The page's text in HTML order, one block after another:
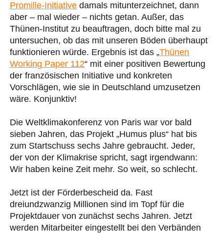
Promille-Initiative damals mitunterzeichnet, dann
aber – mal wieder – nichts getan. Außer, das
Thünen-Institut zu beauftragen, doch bitte mal zu
untersuchen, ob das mit unseren Böden überhaupt
funktionieren würde. Ergebnis ist das „Thünen
Working Paper 112“ mit einer positiven Bewertung
der französischen Initiative und konkreten
Vorschlägen, wie sie in Deutschland umzusetzen
wäre. Konjunktiv!
Die Weltklimakonferenz von Paris war vor bald
sieben Jahren, das Projekt „Humus plus“ hat bis
zum Startschuss sechs Jahre gebraucht. Jeder,
der von der Klimakrise spricht, sagt irgendwann:
Wir haben keine Zeit mehr. So weit, so schlecht.
Jetzt ist der Förderbescheid da. Fast
dreiundzwanzig Millionen sind im Topf für die
Projektdauer von zunächst sechs Jahren. Jetzt
werden Mitarbeiter eingestellt bei den Verbänden